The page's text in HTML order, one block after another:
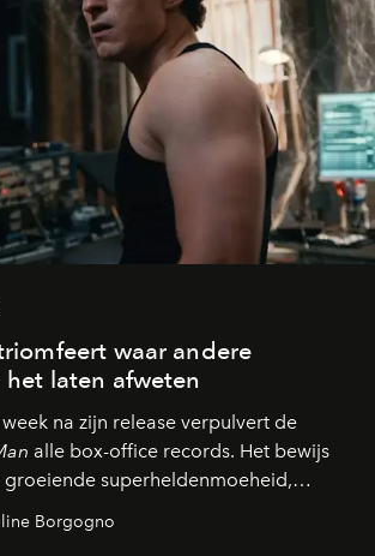
waar andere
laten afweten
na zijn release verpulvert de
alle box-office records. Het bewijs
groeiende superheldenmoeheid,
nog altijd een ongekende
behouden.
Borgogno